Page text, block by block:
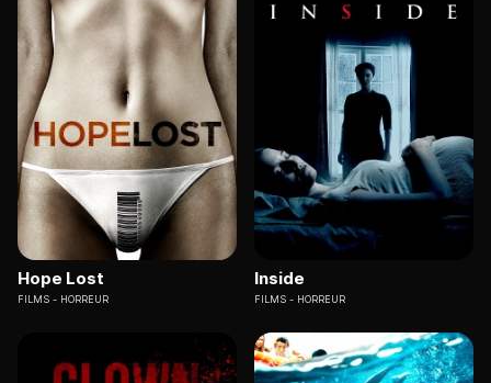
Hope Lost
FILMS HORREUR
Inside
FILMS HORREUR